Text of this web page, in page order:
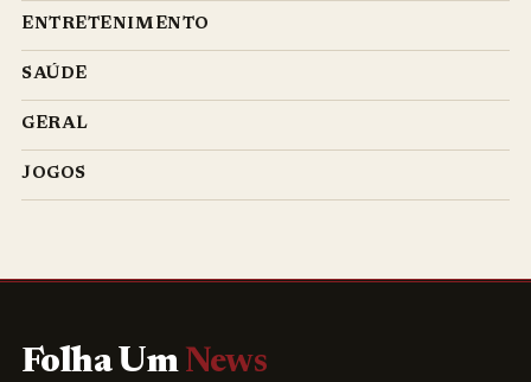
ENTRETENIMENTO
SAÚDE
GERAL
JOGOS
Folha Um News